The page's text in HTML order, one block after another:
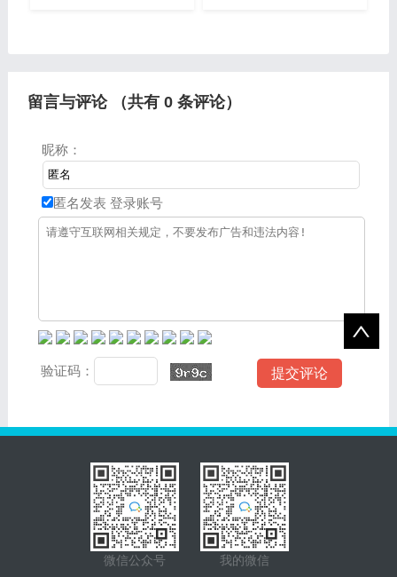
留言与评论 （共有 0条评论）
昵称：
匿名发表 登录账号
验证码：
微信公众号 我的微信